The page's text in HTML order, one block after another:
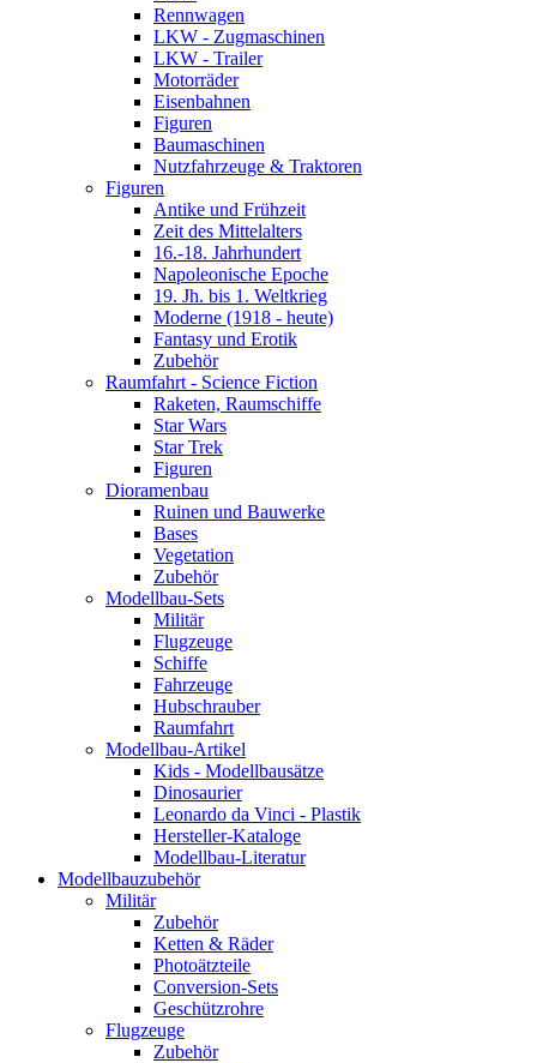
Rennwagen
LKW - Zugmaschinen
LKW - Trailer
Motorräder
Eisenbahnen
Figuren
Baumaschinen
Nutzfahrzeuge & Traktoren
Figuren
Antike und Frühzeit
Zeit des Mittelalters
16.-18. Jahrhundert
Napoleonische Epoche
19. Jh. bis 1. Weltkrieg
Moderne (1918 - heute)
Fantasy und Erotik
Zubehör
Raumfahrt - Science Fiction
Raketen, Raumschiffe
Star Wars
Star Trek
Figuren
Dioramenbau
Ruinen und Bauwerke
Bases
Vegetation
Zubehör
Modellbau-Sets
Militär
Flugzeuge
Schiffe
Fahrzeuge
Hubschrauber
Raumfahrt
Modellbau-Artikel
Kids - Modellbausätze
Dinosaurier
Leonardo da Vinci - Plastik
Hersteller-Kataloge
Modellbau-Literatur
Modellbauzubehör
Militär
Zubehör
Ketten & Räder
Photoätzteile
Conversion-Sets
Geschützrohre
Flugzeuge
Zubehör